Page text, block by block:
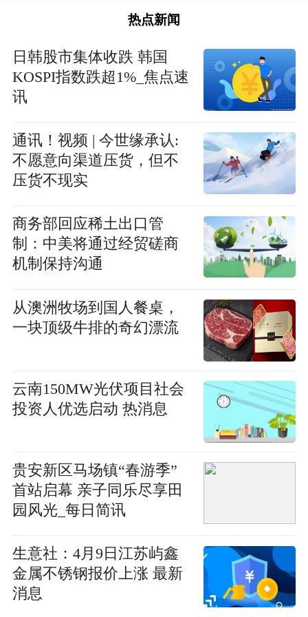
热点新闻
日韩股市集体收跌 韩国
KOSPI指数跌超1%_焦点速
讯
通讯！视频 | 今世缘承认:
不愿意向渠道压货，但不
压货不现实
商务部回应稀土出口管
制：中美将通过经贸磋商
机制保持沟通
从澳洲牧场到国人餐桌，
一块顶级牛排的奇幻漂流
云南150MW光伏项目社会
投资人优选启动 热消息
贵安新区马场镇“春游季”
首站启幕 亲子同乐尽享田
园风光_每日简讯
生意社：4月9日江苏屿鑫
金属不锈钢报价上涨 最新
消息